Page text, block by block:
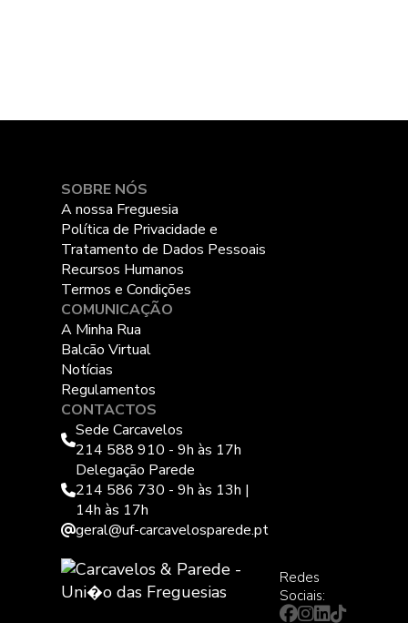
SOBRE NÓS
A nossa Freguesia
Política de Privacidade e
Tratamento de Dados Pessoais
Recursos Humanos
Termos e Condições
COMUNICAÇÃO
A Minha Rua
Balcão Virtual
Notícias
Regulamentos
CONTACTOS
Sede Carcavelos
214 588 910 - 9h às 17h
Delegação Parede
214 586 730 - 9h às 13h |
14h às 17h
geral@uf-carcavelosparede.pt
Redes
Sociais: